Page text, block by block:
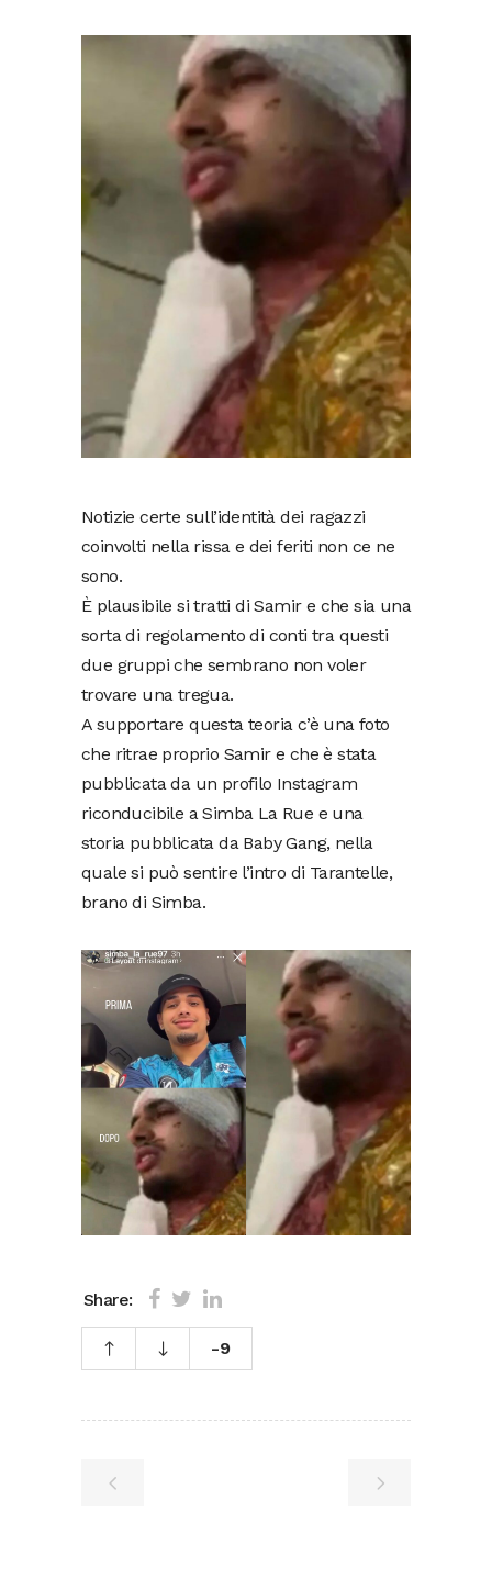
Notizie certe sull’identità dei ragazzi
coinvolti nella rissa e dei feriti non ce ne
sono.
È plausibile si tratti di Samir e che sia una
sorta di regolamento di conti tra questi
due gruppi che sembrano non voler
trovare una tregua.
A supportare questa teoria c’è una foto
che ritrae proprio Samir e che è stata
pubblicata da un profilo Instagram
riconducibile a Simba La Rue e una
storia pubblicata da Baby Gang, nella
quale si può sentire l’intro di Tarantelle,
brano di Simba.
Share:
-9